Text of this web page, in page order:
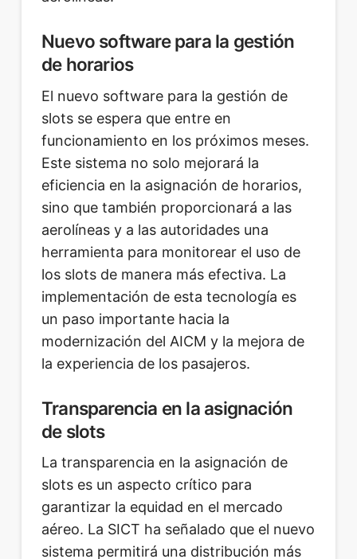
Nuevo software para la gestión
de horarios
El nuevo software para la gestión de
slots se espera que entre en
funcionamiento en los próximos meses.
Este sistema no solo mejorará la
eficiencia en la asignación de horarios,
sino que también proporcionará a las
aerolíneas y a las autoridades una
herramienta para monitorear el uso de
los slots de manera más efectiva. La
implementación de esta tecnología es
un paso importante hacia la
modernización del AICM y la mejora de
la experiencia de los pasajeros.
Transparencia en la asignación
de slots
La transparencia en la asignación de
slots es un aspecto crítico para
garantizar la equidad en el mercado
aéreo. La SICT ha señalado que el nuevo
sistema permitirá una distribución más